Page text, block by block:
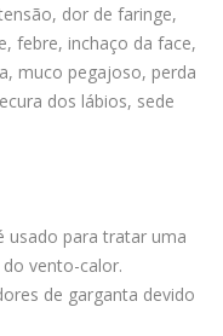
dor de faringe,
febre, inchaço da face,
muco pegajoso, perda
dos lábios, sede
usado para tratar uma
vento-calor.
de garganta devido